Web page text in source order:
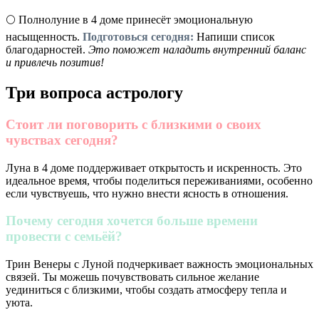
🌕 Полнолуние в 4 доме принесёт эмоциональную
насыщенность. Подготовься сегодня: Напиши список
благодарностей. Это поможет наладить внутренний баланс
и привлечь позитив!
Три вопроса астрологу
Стоит ли поговорить с близкими о своих
чувствах сегодня?
Луна в 4 доме поддерживает открытость и искренность. Это
идеальное время, чтобы поделиться переживаниями, особенно
если чувствуешь, что нужно внести ясность в отношения.
Почему сегодня хочется больше времени
провести с семьёй?
Трин Венеры с Луной подчеркивает важность эмоциональных
связей. Ты можешь почувствовать сильное желание
уединиться с близкими, чтобы создать атмосферу тепла и
уюта.